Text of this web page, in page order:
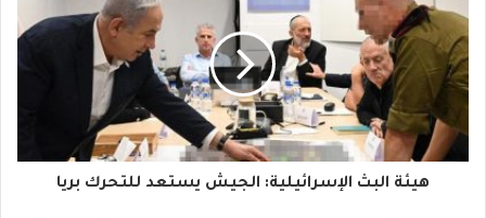
ر
د
ك
ا
هيئة البث الإسرائيلية: الجيش يستعد للتحرك بريا